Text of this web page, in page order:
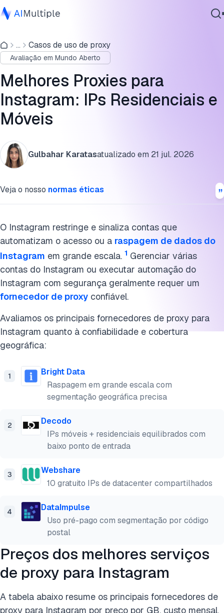
IA Agêntica
Segurança cibernética
Dados
Software Empresarial
Serviços
Contate-nos
... Casos de uso de proxy
Avaliação em Mundo Aberto
Melhores Proxies para
Instagram: IPs Residenciais e
Móveis
Gulbahar Karatasatualizado em 21 jul. 2026
Veja o nosso normas éticas
O Instagram restringe e sinaliza contas que
automatizam o acesso ou a raspagem de dados do
Instagram em grande escala. 1 Gerenciar várias
contas do Instagram ou executar automação do
Instagram com segurança geralmente requer um
fornecedor de proxy confiável.
Avaliamos os principais fornecedores de proxy para
Instagram quanto à confiabilidade e cobertura
geográfica:
1
Bright Data
Raspagem em grande escala com
segmentação geográfica precisa
2
Decodo
IPs móveis + residenciais equilibrados com
baixo ponto de entrada
3
Webshare
10 gratuito IPs de datacenter compartilhados
4
DataImpulse
Uso pré-pago com segmentação por código
postal
Preços dos melhores serviços
de proxy para Instagram
A tabela abaixo resume os principais fornecedores de
proxy para Instagram por preço por GB, custo mensal,
Melhores proxies para Instagram: IPs residenciais e
Escolhendo um tipo de proxy: raspagem vs. gerenciamento
de contas
Uso legal e ético dos proxies do Instagram
Perguntas frequentes
Cite esta pesquisa